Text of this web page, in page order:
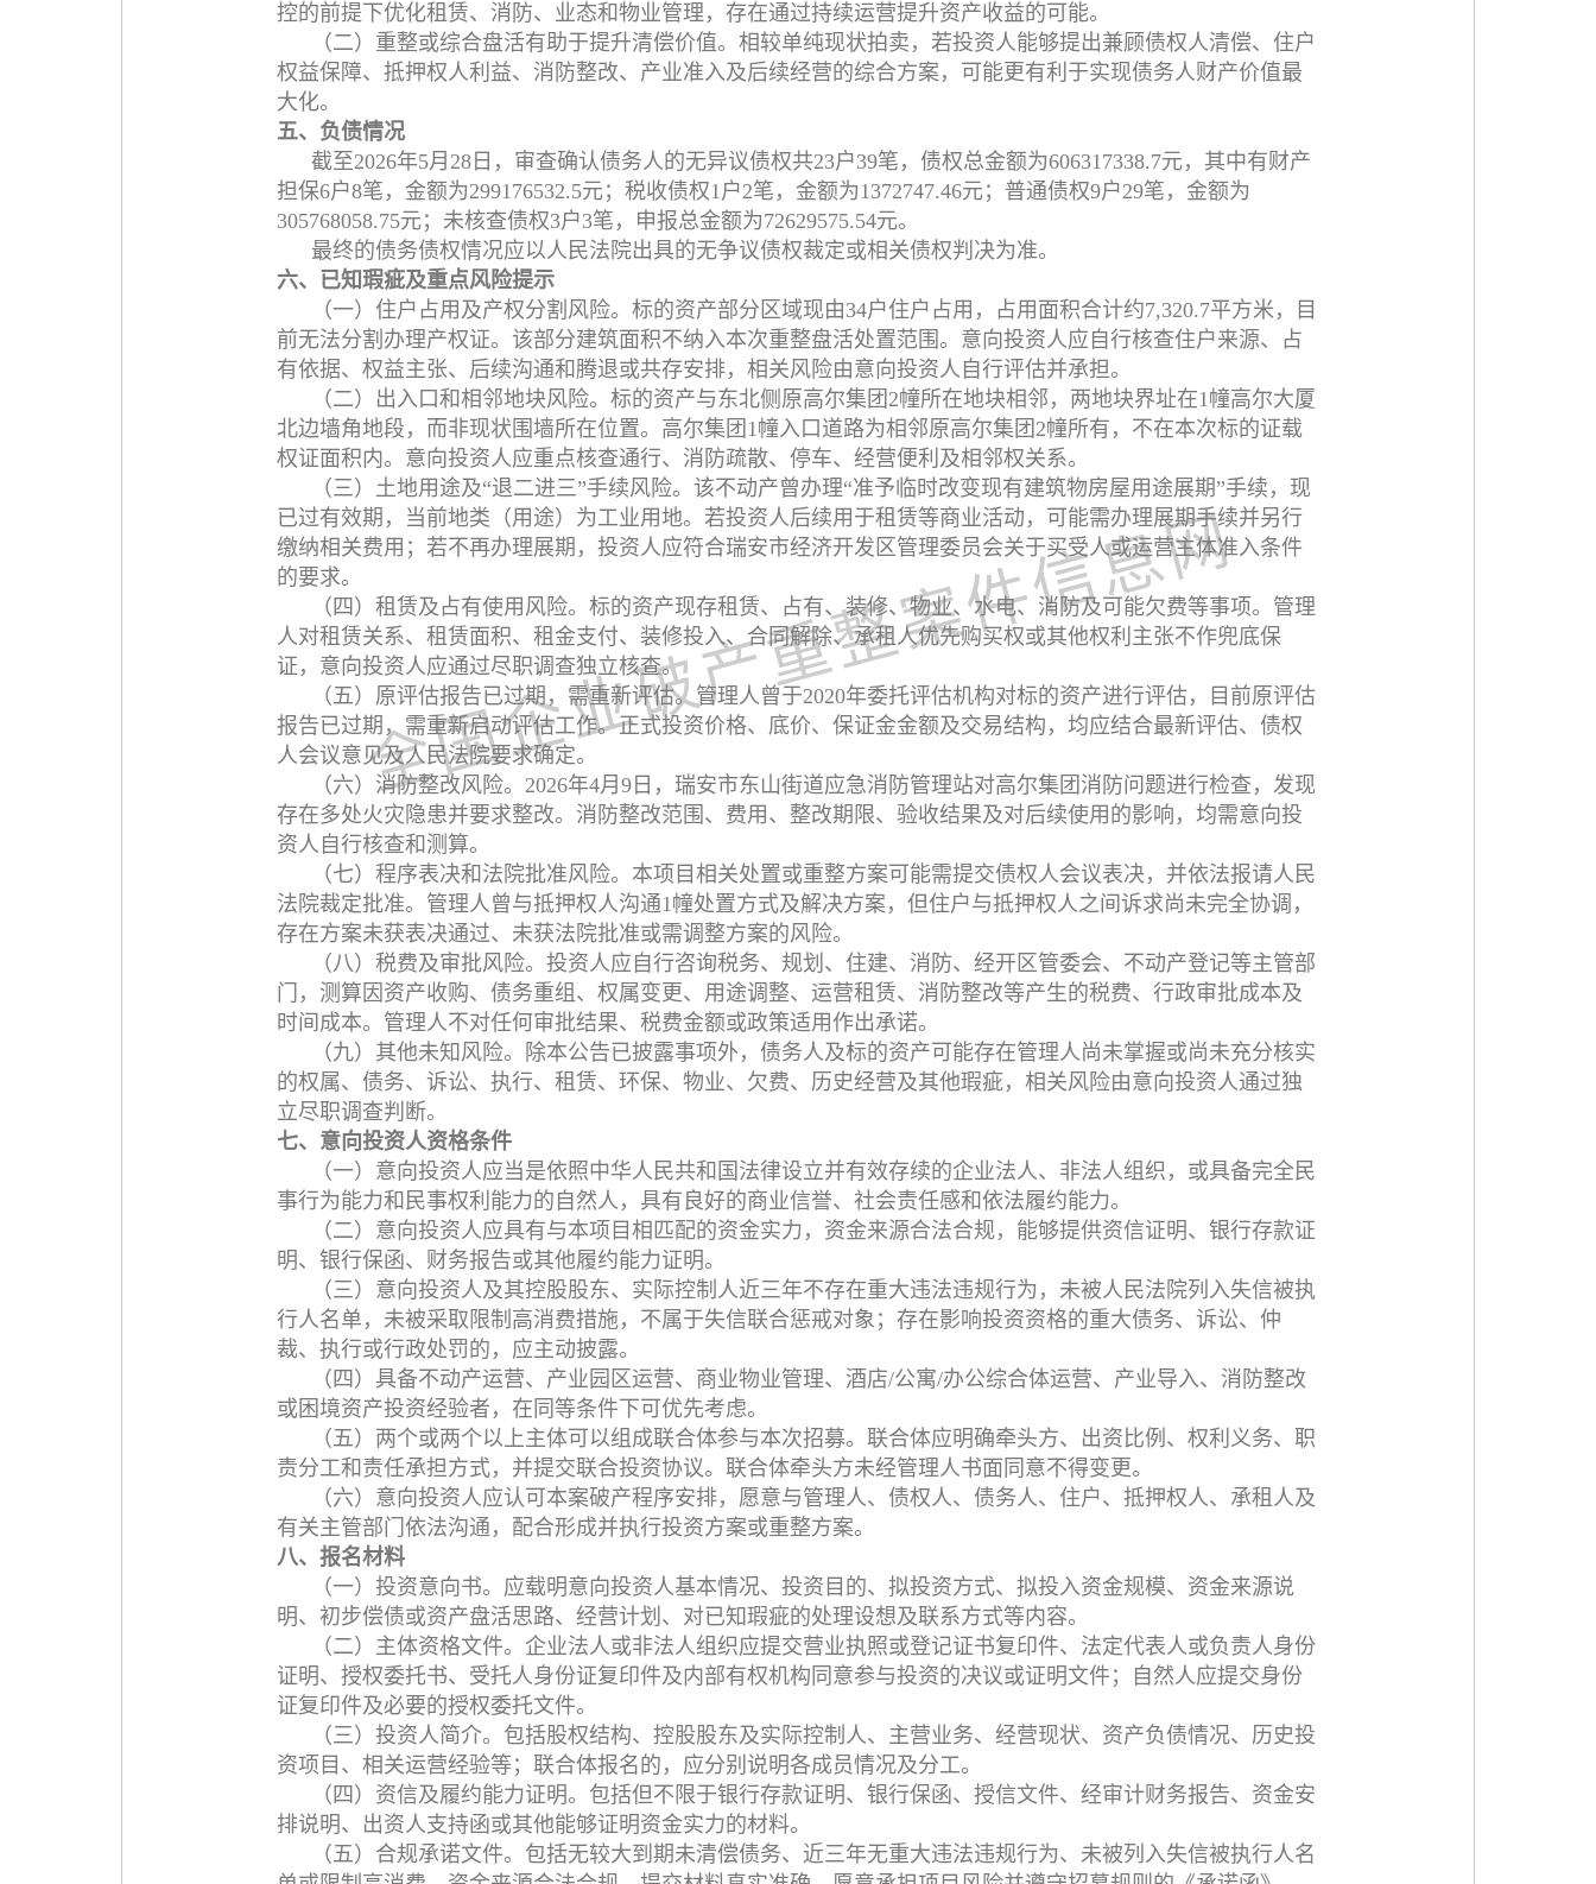
控的前提下优化租赁、消防、业态和物业管理，存在通过持续运营提升资产收益的可能。
（二）重整或综合盘活有助于提升清偿价值。相较单纯现状拍卖，若投资人能够提出兼顾债权人清偿、住户
权益保障、抵押权人利益、消防整改、产业准入及后续经营的综合方案，可能更有利于实现债务人财产价值最
大化。
五、负债情况
截至2026年5月28日，审查确认债务人的无异议债权共23户39笔，债权总金额为606317338.7元，其中有财产
担保6户8笔，金额为299176532.5元；税收债权1户2笔，金额为1372747.46元；普通债权9户29笔，金额为
305768058.75元；未核查债权3户3笔，申报总金额为72629575.54元。
最终的债务债权情况应以人民法院出具的无争议债权裁定或相关债权判决为准。
六、已知瑕疵及重点风险提示
（一）住户占用及产权分割风险。标的资产部分区域现由34户住户占用，占用面积合计约7,320.7平方米，目
前无法分割办理产权证。该部分建筑面积不纳入本次重整盘活处置范围。意向投资人应自行核查住户来源、占
有依据、权益主张、后续沟通和腾退或共存安排，相关风险由意向投资人自行评估并承担。
（二）出入口和相邻地块风险。标的资产与东北侧原高尔集团2幢所在地块相邻，两地块界址在1幢高尔大厦
北边墙角地段，而非现状围墙所在位置。高尔集团1幢入口道路为相邻原高尔集团2幢所有，不在本次标的证载
权证面积内。意向投资人应重点核查通行、消防疏散、停车、经营便利及相邻权关系。
（三）土地用途及“退二进三”手续风险。该不动产曾办理“准予临时改变现有建筑物房屋用途展期”手续，现
已过有效期，当前地类（用途）为工业用地。若投资人后续用于租赁等商业活动，可能需办理展期手续并另行
缴纳相关费用；若不再办理展期，投资人应符合瑞安市经济开发区管理委员会关于买受人或运营主体准入条件
的要求。
（四）租赁及占有使用风险。标的资产现存租赁、占有、装修、物业、水电、消防及可能欠费等事项。管理
人对租赁关系、租赁面积、租金支付、装修投入、合同解除、承租人优先购买权或其他权利主张不作兜底保
证，意向投资人应通过尽职调查独立核查。
（五）原评估报告已过期，需重新评估。管理人曾于2020年委托评估机构对标的资产进行评估，目前原评估
报告已过期，需重新启动评估工作。正式投资价格、底价、保证金金额及交易结构，均应结合最新评估、债权
人会议意见及人民法院要求确定。
（六）消防整改风险。2026年4月9日，瑞安市东山街道应急消防管理站对高尔集团消防问题进行检查，发现
存在多处火灾隐患并要求整改。消防整改范围、费用、整改期限、验收结果及对后续使用的影响，均需意向投
资人自行核查和测算。
（七）程序表决和法院批准风险。本项目相关处置或重整方案可能需提交债权人会议表决，并依法报请人民
法院裁定批准。管理人曾与抵押权人沟通1幢处置方式及解决方案，但住户与抵押权人之间诉求尚未完全协调，
存在方案未获表决通过、未获法院批准或需调整方案的风险。
（八）税费及审批风险。投资人应自行咨询税务、规划、住建、消防、经开区管委会、不动产登记等主管部
门，测算因资产收购、债务重组、权属变更、用途调整、运营租赁、消防整改等产生的税费、行政审批成本及
时间成本。管理人不对任何审批结果、税费金额或政策适用作出承诺。
（九）其他未知风险。除本公告已披露事项外，债务人及标的资产可能存在管理人尚未掌握或尚未充分核实
的权属、债务、诉讼、执行、租赁、环保、物业、欠费、历史经营及其他瑕疵，相关风险由意向投资人通过独
立尽职调查判断。
七、意向投资人资格条件
（一）意向投资人应当是依照中华人民共和国法律设立并有效存续的企业法人、非法人组织，或具备完全民
事行为能力和民事权利能力的自然人，具有良好的商业信誉、社会责任感和依法履约能力。
（二）意向投资人应具有与本项目相匹配的资金实力，资金来源合法合规，能够提供资信证明、银行存款证
明、银行保函、财务报告或其他履约能力证明。
（三）意向投资人及其控股股东、实际控制人近三年不存在重大违法违规行为，未被人民法院列入失信被执
行人名单，未被采取限制高消费措施，不属于失信联合惩戒对象；存在影响投资资格的重大债务、诉讼、仲
裁、执行或行政处罚的，应主动披露。
（四）具备不动产运营、产业园区运营、商业物业管理、酒店/公寓/办公综合体运营、产业导入、消防整改
或困境资产投资经验者，在同等条件下可优先考虑。
（五）两个或两个以上主体可以组成联合体参与本次招募。联合体应明确牵头方、出资比例、权利义务、职
责分工和责任承担方式，并提交联合投资协议。联合体牵头方未经管理人书面同意不得变更。
（六）意向投资人应认可本案破产程序安排，愿意与管理人、债权人、债务人、住户、抵押权人、承租人及
有关主管部门依法沟通，配合形成并执行投资方案或重整方案。
八、报名材料
（一）投资意向书。应载明意向投资人基本情况、投资目的、拟投资方式、拟投入资金规模、资金来源说
明、初步偿债或资产盘活思路、经营计划、对已知瑕疵的处理设想及联系方式等内容。
（二）主体资格文件。企业法人或非法人组织应提交营业执照或登记证书复印件、法定代表人或负责人身份
证明、授权委托书、受托人身份证复印件及内部有权机构同意参与投资的决议或证明文件；自然人应提交身份
证复印件及必要的授权委托文件。
（三）投资人简介。包括股权结构、控股股东及实际控制人、主营业务、经营现状、资产负债情况、历史投
资项目、相关运营经验等；联合体报名的，应分别说明各成员情况及分工。
（四）资信及履约能力证明。包括但不限于银行存款证明、银行保函、授信文件、经审计财务报告、资金安
排说明、出资人支持函或其他能够证明资金实力的材料。
（五）合规承诺文件。包括无较大到期未清偿债务、近三年无重大违法违规行为、未被列入失信被执行人名